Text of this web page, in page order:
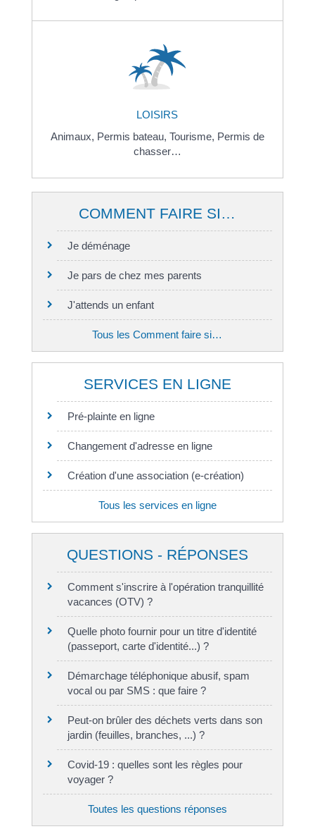
LOISIRS
Animaux, Permis bateau, Tourisme, Permis de
chasser…
COMMENT FAIRE SI…
Je déménage
Je pars de chez mes parents
J'attends un enfant
Tous les Comment faire si…
SERVICES EN LIGNE
Pré-plainte en ligne
Changement d'adresse en ligne
Création d'une association (e-création)
Tous les services en ligne
QUESTIONS - RÉPONSES
Comment s'inscrire à l'opération tranquillité
vacances (OTV) ?
Quelle photo fournir pour un titre d'identité
(passeport, carte d'identité...) ?
Démarchage téléphonique abusif, spam
vocal ou par SMS : que faire ?
Peut-on brûler des déchets verts dans son
jardin (feuilles, branches, ...) ?
Covid-19 : quelles sont les règles pour
voyager ?
Toutes les questions réponses